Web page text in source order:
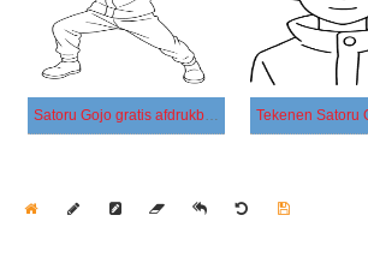
Satoru Gojo gratis afdrukbaar eenvoudig